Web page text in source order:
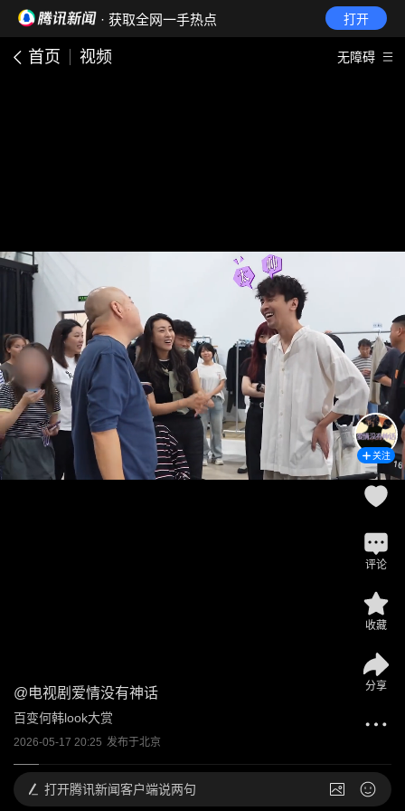
· 获取全网一手热点 打开
首页 视频 无障碍
@电视剧爱情没有神话
百变何韩look大赏
2026-05-17 20:25 发布于北京
关注
评论
收藏
分享
打开腾讯新闻客户端说两句